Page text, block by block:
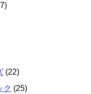
(22)
ク (25)